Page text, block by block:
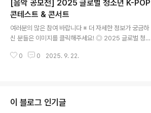
796@daum.net ◎ 제출서류아산연예협회 홈페이지에
서 양식 다운로드 후 작성1. 참가신청서 1부2. 노래 영상 파
일(mp4)※ 참가자 모두의 얼굴(상반신 포함) 필수 공개※
영상 및 음원 편집 불가 ◎ 결과발표2025. 10. 06(월) 홈
[음악 공모전] 2025 글로벌 청소년 K-POP
콘테스트 & 콘서트
여러분의 많은 참여 바랍니다 ※ 더 자세한 정보가 궁금하
신 분들은 이미지를 클릭해주세요! ◎ 2025 글로벌 청소
OP 콘테스트 & 콘서트 ◎ 본선 일정- 2025.10.11.(토) 1
복합센터 ◎ 결선 일정 및 장소- 결선 일정 : 2025.10.25.
(토) 16:00- 결선 장소 : 충남 홍성군 홍북읍 신경리 892
0 0 2025. 9. 22.
이 블로그 인기글